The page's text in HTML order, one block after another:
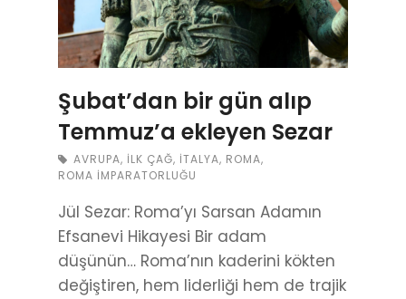
Şubat’dan bir gün alıp
Temmuz’a ekleyen Sezar
AVRUPA, İLK ÇAĞ, İTALYA, ROMA,
ROMA İMPARATORLUĞU
Jül Sezar: Roma’yı Sarsan Adamın
Efsanevi Hikayesi Bir adam
düşünün… Roma’nın kaderini kökten
değiştiren, hem liderliği hem de trajik